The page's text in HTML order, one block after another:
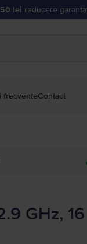
50 lei reducere
frecventeContact
GHz,